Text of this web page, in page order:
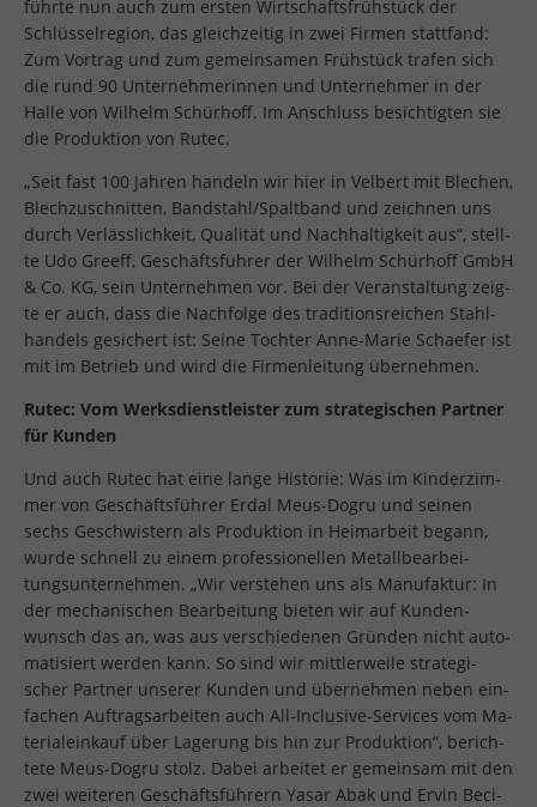
führ­te nun auch zum ers­ten Wirt­schafts­früh­stück der
Schlüs­sel­re­gi­on, das gleich­zei­tig in zwei Fir­men statt­fand:
Zum Vor­trag und zum ge­mein­sa­men Früh­stück tra­fen sich
die rund 90 Un­ter­neh­me­rin­nen und Un­ter­neh­mer in der
Halle von Wil­helm Schür­hoff. Im An­schluss be­sich­tig­ten sie
die Pro­duk­ti­on von Rutec.
„Seit fast 100 Jah­ren han­deln wir hier in Vel­bert mit Ble­chen,
Blech­zu­schnit­ten, Band­stahl/Spalt­band und zeich­nen uns
durch Ver­läss­lich­keit, Qua­li­tät und Nach­hal­tig­keit aus“, stell­
te Udo Greeff, Ge­schäfts­füh­rer der Wil­helm Schür­hoff GmbH
& Co. KG, sein Un­ter­neh­men vor. Bei der Ver­an­stal­tung zeig­
te er auch, dass die Nach­fol­ge des tra­di­ti­ons­rei­chen Stahl­
han­dels ge­si­chert ist: Seine Toch­ter Anne-Marie Schae­fer ist
mit im Be­trieb und wird die Fir­men­lei­tung über­neh­men.
Rutec: Vom Werks­dienst­leis­ter zum stra­te­gi­schen Part­ner
für Kun­den
Und auch Rutec hat eine lange His­to­rie: Was im Kin­der­zim­
mer von Ge­schäfts­füh­rer Erdal Meus-Dogru und sei­nen
sechs Ge­schwis­tern als Pro­duk­ti­on in Heim­ar­beit be­gann,
wurde schnell zu einem pro­fes­sio­nel­len Me­tall­be­ar­bei­
tungs­un­ter­neh­men. „Wir ver­ste­hen uns als Ma­nu­fak­tur: In
der me­cha­ni­schen Be­ar­bei­tung bie­ten wir auf Kun­den­
wunsch das an, was aus ver­schie­de­nen Grün­den nicht au­to­
ma­ti­siert wer­den kann. So sind wir mitt­ler­wei­le stra­te­gi­
scher Part­ner un­se­rer Kun­den und über­neh­men neben ein­
fa­chen Auf­trags­ar­bei­ten auch All-In­clu­si­ve-Ser­vices vom Ma­
te­ri­al­ein­kauf über La­ge­rung bis hin zur Pro­duk­ti­on“, be­rich­
te­te Meus-Dogru stolz. Dabei ar­bei­tet er ge­mein­sam mit den
zwei wei­te­ren Ge­schäfts­füh­rern Yasar Abak und Ervin Be­ci­